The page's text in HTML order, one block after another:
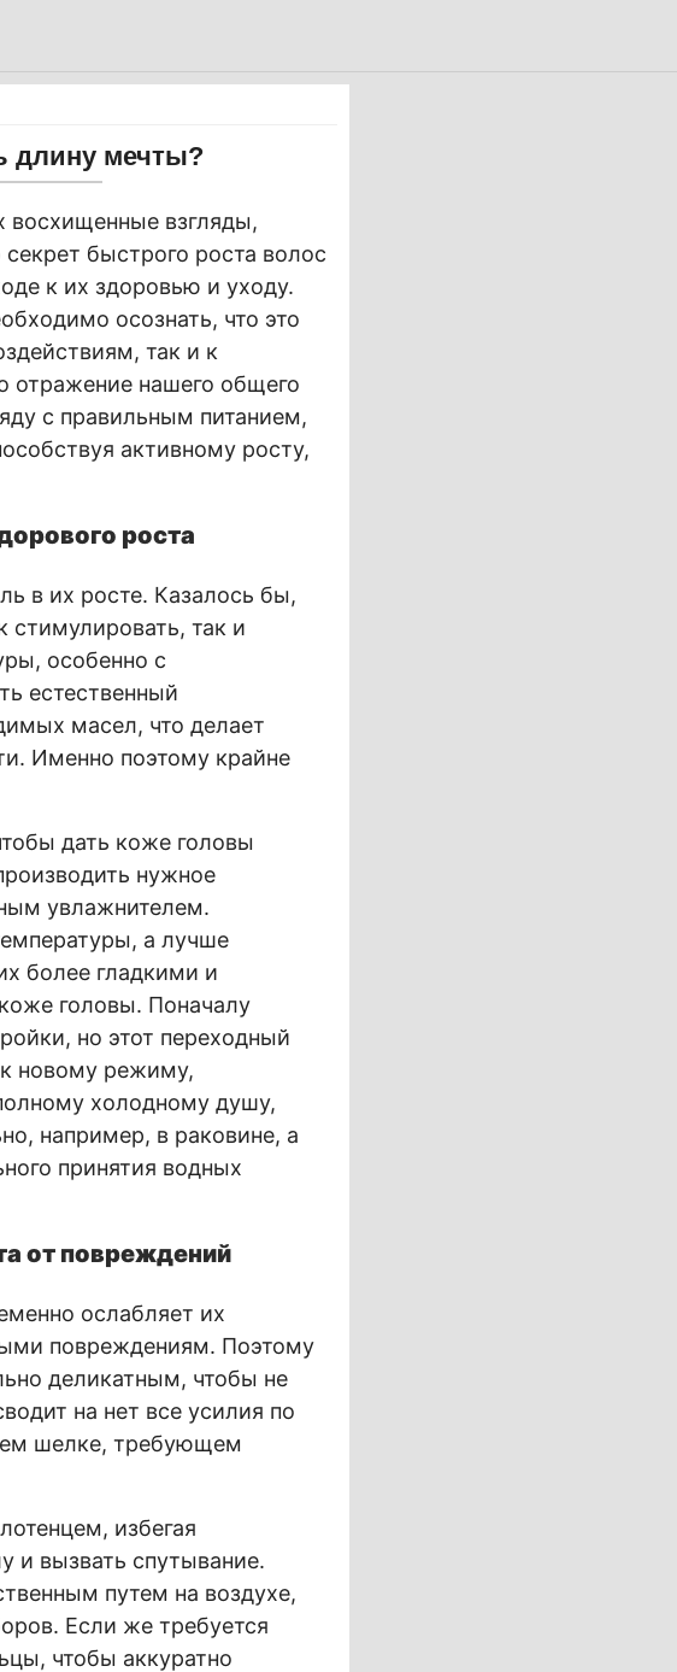
длину мечты?
восхищенные взгляды,
быстрого роста волос
к их здоровью и уходу.
осознать, что это
так и к
отражение нашего общего
с правильным питанием,
активному росту,
роста
в их росте. Казалось бы,
стимулировать, так и
особенно с
естественный
масел, что делает
Именно поэтому крайне
дать коже головы
нужное
увлажнителем.
а лучше
более гладкими и
головы. Поначалу
но этот переходный
новому режиму,
холодному душу,
например, в раковине, а
принятия водных
от повреждений
ослабляет их
повреждениям. Поэтому
деликатным, чтобы не
на нет все усилия по
шелке, требующем
избегая
и вызвать спутывание.
путем на воздухе,
Если же требуется
чтобы аккуратно